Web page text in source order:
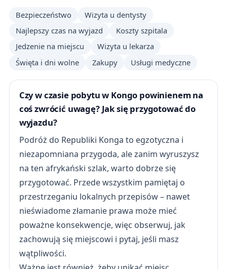
Bezpieczeństwo
Wizyta u dentysty
Najlepszy czas na wyjazd
Koszty szpitala
Jedzenie na miejscu
Wizyta u lekarza
Święta i dni wolne
Zakupy Usługi medyczne
Czy w czasie pobytu w Kongo powinienem na
coś zwrócić uwagę? Jak się przygotować do
wyjazdu?
Podróż do Republiki Konga to egzotyczna i
niezapomniana przygoda, ale zanim wyruszysz
na ten afrykański szlak, warto dobrze się
przygotować. Przede wszystkim pamiętaj o
przestrzeganiu lokalnych przepisów – nawet
nieświadome złamanie prawa może mieć
poważne konsekwencje, więc obserwuj, jak
zachowują się miejscowi i pytaj, jeśli masz
wątpliwości.